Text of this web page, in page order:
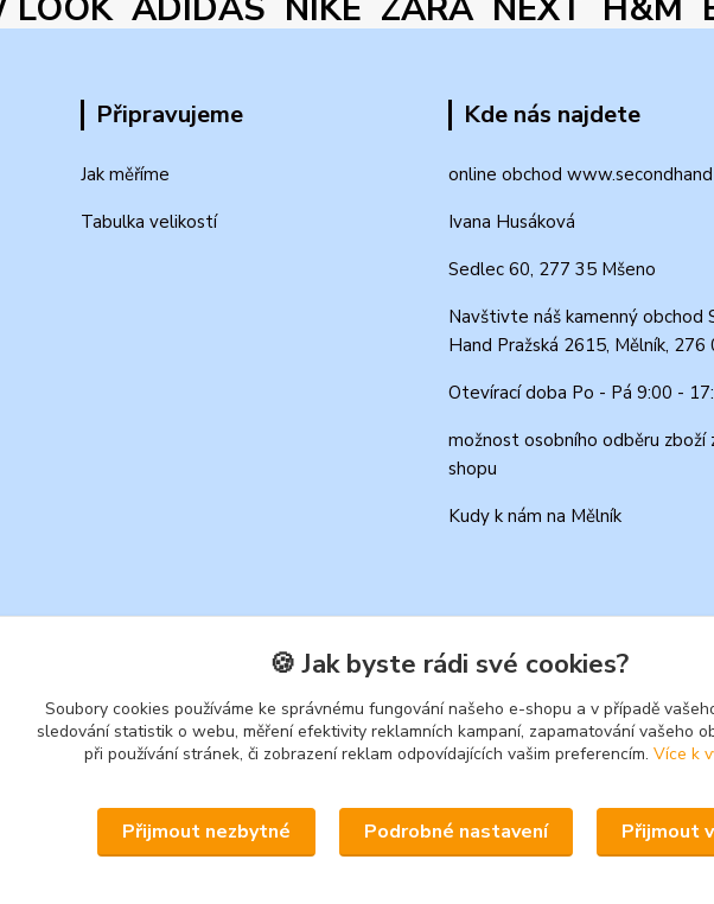
Připravujeme
Jak měříme
Tabulka velikostí
Kde nás najdete
online obchod
Ivana Husáková
Sedlec 60, 277 35 Mšeno
Navštivte náš kamenný obchod
Hand Pražská 2615, Mělník, 276
Otevírací doba Po - Pá 9:00 -
možnost osobního odběru zboží
shopu
Kudy k nám na Mělník
🍪 Jak byste rádi své cookies?
Soubory cookies používáme ke správnému fungování našeho e-shopu a v případě
sledování statistik o webu, měření efektivity reklamních kampaní, zapamatování vašeho
při používání stránek, či zobrazení reklam odpovídajících vašim preferencím. Více k
Přijmout nezbytné Podrobné nastavení Přijmout